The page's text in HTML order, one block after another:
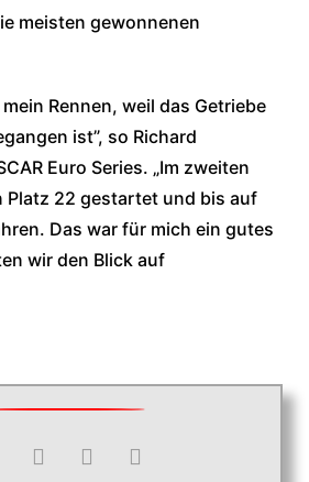
meisten gewonnenen
Rennen, weil das Getriebe
ist”, so Richard
Euro Series. „Im zweiten
Platz 22 gestartet und bis auf
Das war für mich ein gutes
wir den Blick auf